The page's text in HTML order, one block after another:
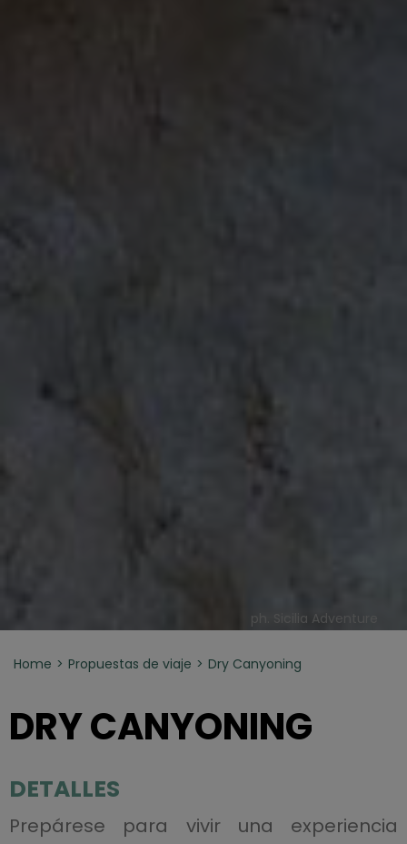
ph. Sicilia Adventure
Home Propuestas de viaje Dry Canyoning
DRY CANYONING
DETALLES
Prepárese para vivir una experiencia